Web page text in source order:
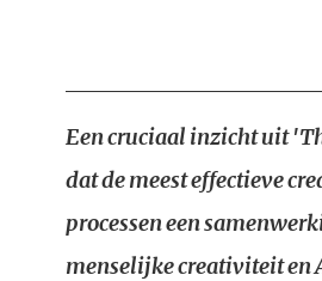
Een cruciaal inzicht uit
dat de meest effectieve
processen een
menselijke creativiteit en